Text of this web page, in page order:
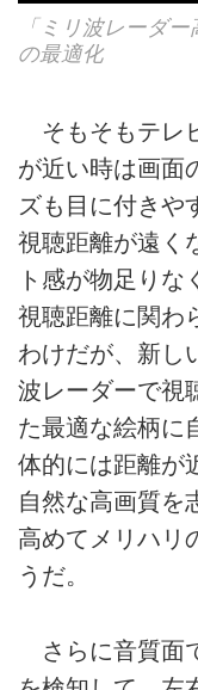
「ミリ波レーダ
の最適化
そもそもテレ
が近い時は画面
ズも目に付きや
視聴距離が遠く
ト感が物足りな
視聴距離に関わ
わけだが、新し
波レーダーで視
た最適な絵柄に
体的には距離が
自然な高画質を
高めてメリハリ
うだ。
さらに音質面